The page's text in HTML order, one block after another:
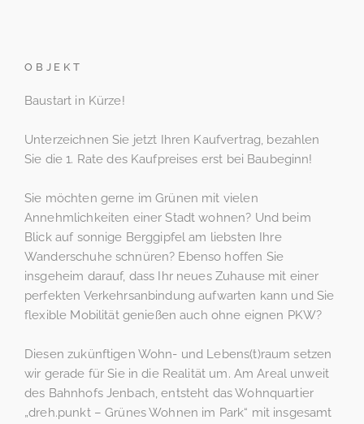
OBJEKT
Baustart in Kürze!
Unterzeichnen Sie jetzt Ihren Kaufvertrag, bezahlen
Sie die 1. Rate des Kaufpreises erst bei Baubeginn!
Sie möchten gerne im Grünen mit vielen
Annehmlichkeiten einer Stadt wohnen? Und beim
Blick auf sonnige Berggipfel am liebsten Ihre
Wanderschuhe schnüren? Ebenso hoffen Sie
insgeheim darauf, dass Ihr neues Zuhause mit einer
perfekten Verkehrsanbindung aufwarten kann und Sie
flexible Mobilität genießen auch ohne eignen PKW?
Diesen zukünftigen Wohn- und Lebens(t)raum setzen
wir gerade für Sie in die Realität um. Am Areal unweit
des Bahnhofs Jenbach, entsteht das Wohnquartier
„dreh.punkt – Grünes Wohnen im Park“ mit insgesamt